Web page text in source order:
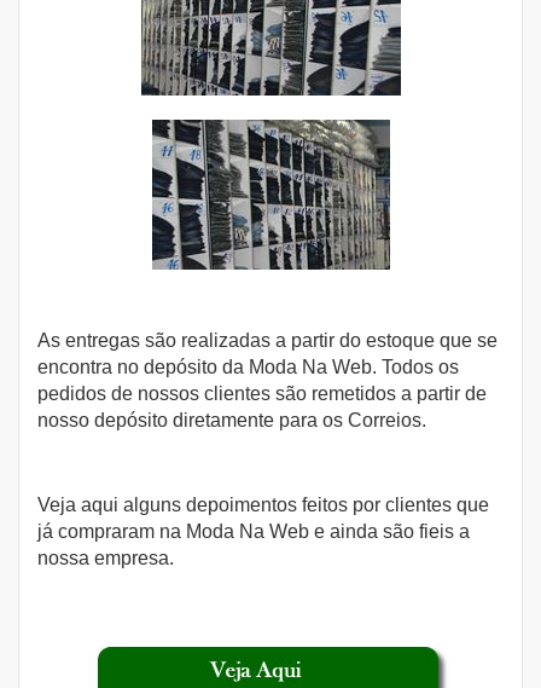
As entregas são realizadas a partir do estoque que se
encontra no depósito da Moda Na Web. Todos os
pedidos de nossos clientes são remetidos a partir de
nosso depósito diretamente para os Correios.
Veja aqui alguns depoimentos feitos por clientes que
já compraram na Moda Na Web e ainda são fieis a
nossa empresa.